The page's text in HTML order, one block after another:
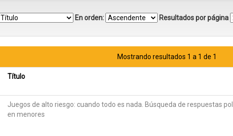
En orden: Resultados por página
Mostrando resultados 1 a 1 de 1
Título
Juegos de alto riesgo: cuando todo es nada. Búsqueda de respuestas
en menores